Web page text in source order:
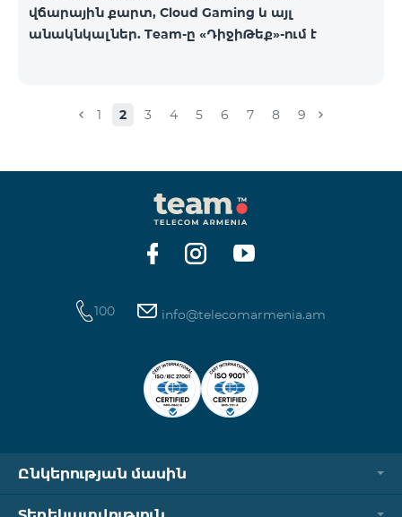
վճարային քարտ, Cloud Gaming և այլ
անակնկալներ. Team-ը «ԴիջիԹեք»-ում է
1 2 3 4 5 6 7 8 9
100 info@telecomarmenia.am
Ընկերության մասին